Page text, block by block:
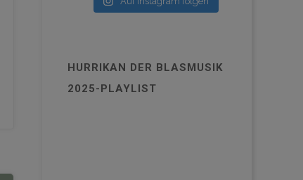
HURRIKAN DER BLASMUSIK
2025-PLAYLIST